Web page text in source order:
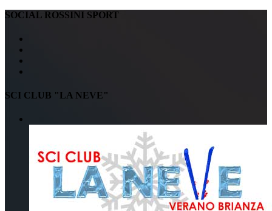
SOCIAL ROSSINI SPORT
SCI CLUB "LA NEVE"